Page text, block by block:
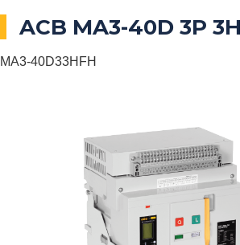
ACB MA3-40D 3P
MA3-40D33HFH